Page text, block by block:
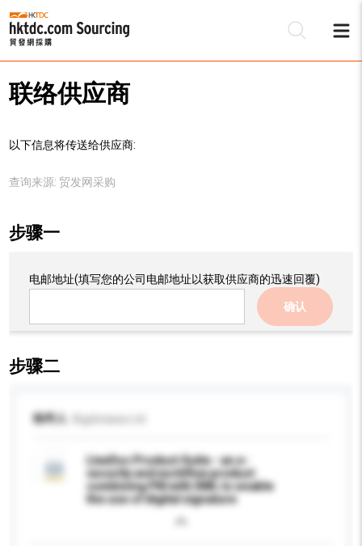
联络供应商
以下信息将传送给供应商:
查询来源: 贸发网采购
步骤一
电邮地址(填写您的公司电邮地址以获取供应商的迅速回覆)
确认
步骤二
收件人
LiveDoc Product Suite - an e-
security and workflow product
combining PKI with XML to enable
the use of digital signature